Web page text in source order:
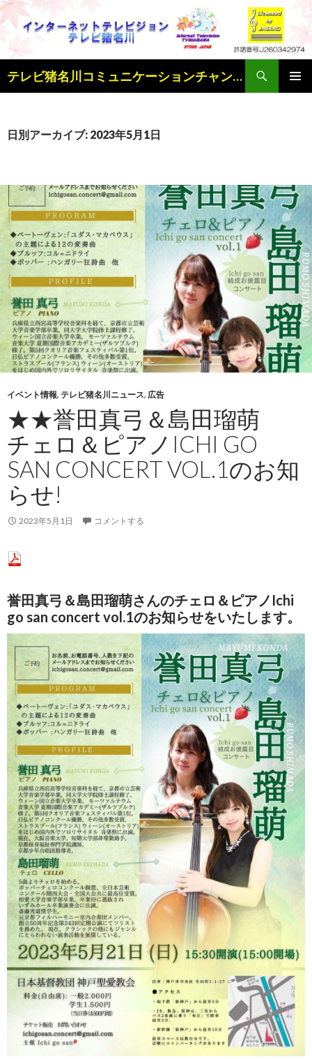
テレビ猪名川コミュニケーションチャンネル
索
ン
ッ
プ
日別アーカイブ: 2023年5月1日
イベント情報, テレビ猪名川ニュース, 広告
★★誉田真弓＆島田瑠萌
チェロ＆ピアノICHI GO
SAN CONCERT VOL.1のお知
らせ!
2023年5月1日 コメントする
誉田真弓＆島田瑠萌さんのチェロ＆ピアノIchi
go san concert vol.1のお知らせをいたします。